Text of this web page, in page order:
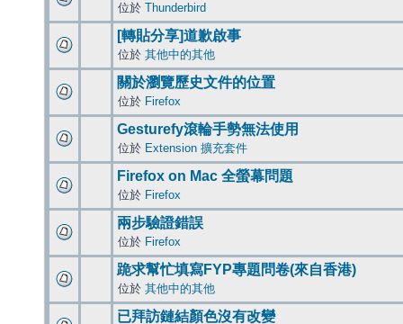
位於 Thunderbird
[轉貼分享]道歉啟事
位於 其他中的其他
關於瀏覽歷史文件的位置
位於 Firefox
Gesturefy滾輪手勢無法使用
位於 Extension 擴充套件
Firefox on Mac 全螢幕問題
位於 Firefox
兩步驗證錯誤
位於 Firefox
跪求幫忙填寫FYP專題問卷(來自香港)
位於 其他中的其他
已拜訪鏈結顏色沒有改變